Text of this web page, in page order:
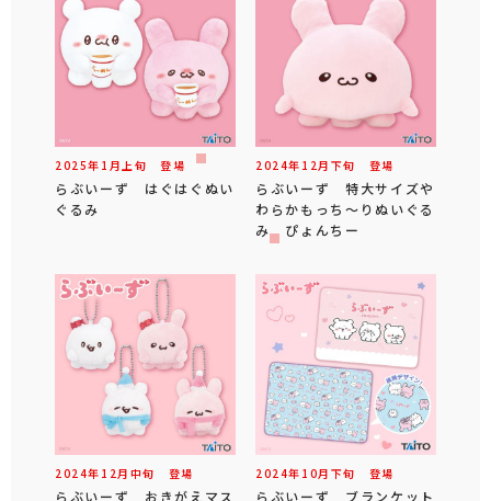
2025年 1 月 上旬 登場
らぶいーず はぐはぐぬい
ぐるみ
2024年 12 月 下旬 登場
らぶいーず 特大サイズや
わらかもっち～りぬいぐる
み ぴょんちー
2024年 12 月 中旬 登場
らぶいーず おきがえマス
2024年 10月 下旬 登場
らぶいーず ブランケット